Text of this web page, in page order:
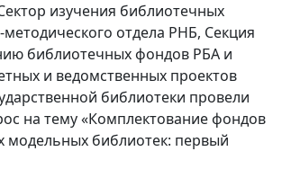
изучения библиотечных
отдела РНБ, Секция
библиотечных фондов РБА и
и ведомственных проектов
библиотеки провели
на тему «Комплектование фондов
модельных библиотек: первый